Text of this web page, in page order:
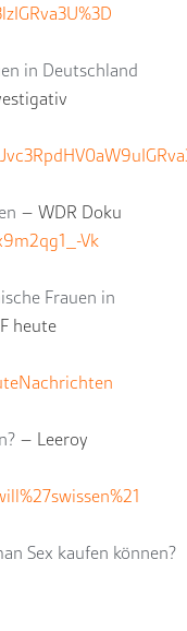
in Deutschland
– WDR Doku
Vk
Frauen in
heute
– Leeroy
Sex kaufen können?